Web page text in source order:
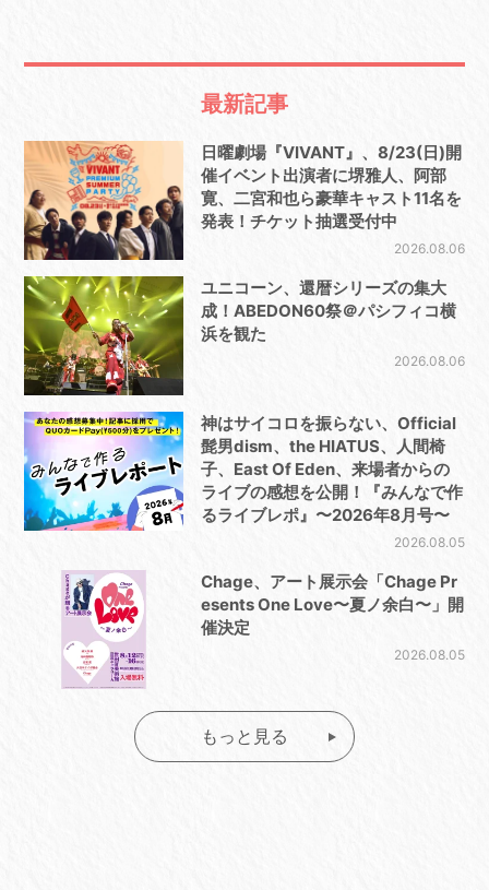
最新記事
日曜劇場『VIVANT』、8/23(日)開
催イベント出演者に堺雅人、阿部
寛、二宮和也ら豪華キャスト11名を
発表！チケット抽選受付中
2026.08.06
ユニコーン、還暦シリーズの集大
成！ABEDON60祭＠パシフィコ横
浜を観た
2026.08.06
神はサイコロを振らない、Official
髭男dism、the HIATUS、人間椅
子、East Of Eden、来場者からの
ライブの感想を公開！『みんなで作
るライブレポ』〜2026年8月号〜
2026.08.05
Chage、アート展示会「Chage Pr
esents One Love〜夏ノ余白〜」開
催決定
2026.08.05
もっと見る